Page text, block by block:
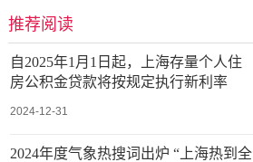
推荐阅读
自2025年1月1日起，上海存量个人住
房公积金贷款将按规定执行新利率
2024-12-31
2024年度气象热搜词出炉 “上海热到全